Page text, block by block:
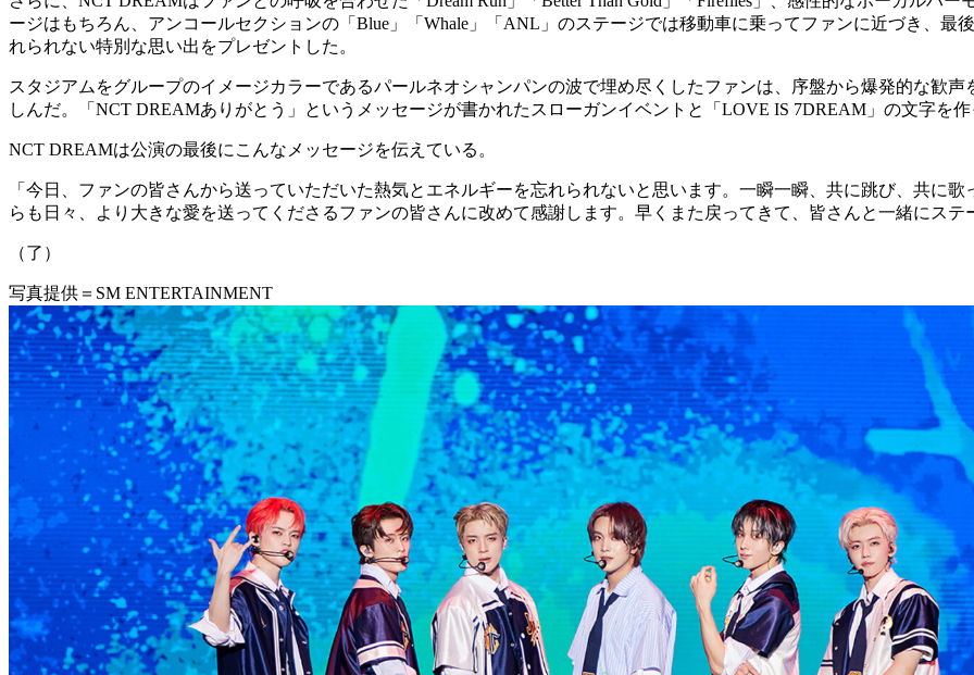
ージはもちろん、アンコールセクションの「Blue」「Whale」「ANL」のステージでは移動車に乗ってファンに近づき、最
れられない特別な思い出をプレゼントした。
スタジアムをグループのイメージカラーであるパールネオシャンパンの波で埋め尽くしたファンは、序盤から爆発的な歓
しんだ。「NCT DREAMありがとう」というメッセージが書かれたスローガンイベントと「LOVE IS 7DREAM」の文字を
NCT DREAMは公演の最後にこんなメッセージを伝えている。
「今日、ファンの皆さんから送っていただいた熱気とエネルギーを忘れられないと思います。一瞬一瞬、共に跳び、共に
らも日々、より大きな愛を送ってくださるファンの皆さんに改めて感謝します。早くまた戻ってきて、皆さんと一緒にステ
（了）
写真提供＝SM ENTERTAINMENT